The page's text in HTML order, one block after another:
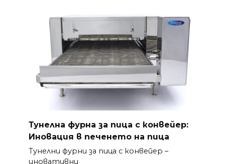
Тунелна фурна за пица с конвейер:
Иновация в печенето на пица
Тунелни фурни за пица с конвейер –
иновативни